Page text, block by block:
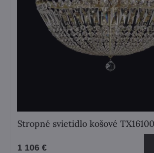
Stropné svietidlo košové
1 106 €